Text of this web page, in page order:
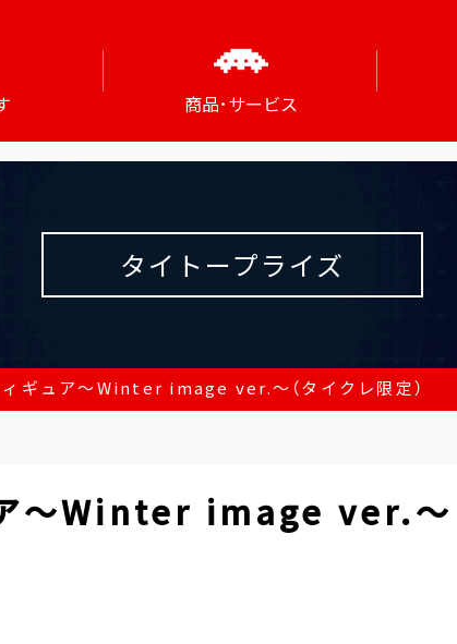
商品･サービス
タイトープライズ
ギュア～Winter image ver.～（タイクレ限定）
～Winter image ver.～